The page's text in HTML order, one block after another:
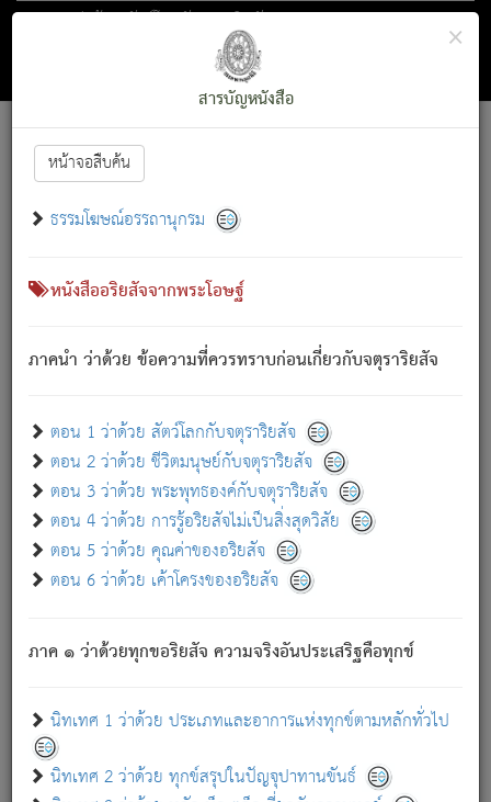
ตอน 1 ว่าด้วย สัตว์โลกกับจตุราริยสัจ
สารบัญ×
สารบัญหนังสือ
หน้าจอสืบค้น
ธรรมโฆษณ์อรรถานุกรม
หนังสืออริยสัจจากพระโอษฐ์
ภาคนำ ว่าด้วย ข้อความที่ควรทราบก่อนเกี่ยวกับจตุราริยสัจ
ตอน 1 ว่าด้วย สัตว์โลกกับจตุราริยสัจ
ตอน 2 ว่าด้วย ชีวิตมนุษย์กับจตุราริยสัจ
ตอน 3 ว่าด้วย พระพุทธองค์กับจตุราริยสัจ
ตอน 4 ว่าด้วย การรู้อริยสัจไม่เป็นสิ่งสุดวิสัย
ตอน 5 ว่าด้วย คุณค่าของอริยสัจ
ตอน 6 ว่าด้วย เค้าโครงของอริยสัจ
ภาค ๑ ว่าด้วยทุกขอริยสัจ ความจริงอันประเสริฐคือทุกข์
นิทเทศ 1 ว่าด้วย ประเภทและอาการแห่งทุกข์ตามหลักทั่วไป
นิทเทศ 2 ว่าด้วย ทุกข์สรุปในปัญจุปาทานขันธ์
Font :15 ]||
สัตว์โลกนี้ เกิดความเดือดร้อนแล้ว มีผัสสะบังหน้า
เขาสำคัญสิ่งใด โดยความเป็นประการใด แต่สิ่งนั้นย่อมเป็น
(ตามที่เป็นจริง) โดยประการอื่นจากที่เขาสำคัญนั้น
สัตว์โลกติดข้องอยู่ในภพ ถูกภพบังหน้าแล้ว มีภพโดยความ
เป็นอย่างอื่น (จากที่มันเป็นอยู่จริง) จึงได้เพลิดเพลินยิ่งนักในภพ
เขาเพลิดเพลินยิ่งนักในสิ่งใด สิ่งนั้นเป็นภัย (ที่เขาไม่รู้จัก)
เขากลัวต่อสิ่งใดสิ่งนั้นเป็นทุกข์
พรหมจรรย์นี้ อันบุคคลย่อมประพฤติ ก็เพื่อการละขาดซึ่ง
ภพ.
สมณะหรือพราหมณ์เหล่าใด กล่าวความหลุดพ้นจากภพว่า
มีได้เพราะภพ เรากล่าวว่า สมณะหรือพราหมณ์ทั้งปวงนั้น
มิใช่ผู้หลดพ้นจากภพ.
ภพ ว่ามีได้เพราะวิภพ[2]: เรากล่าวว่า สมณะหรือพราหมณ์ทั้ง
ปวงนั้น ก็ยังสลัดภพออกไปไม่ได้.
ก็ทุกข์นี้มีขึ้น เพราะอาศัยซึ่งอุปธิทั้งปวง.
เพราะความสิ้นไปแห่งอุปาทานทั้งปวง ความเกิดขึ้นแห่ง
ทุกข์จึงไม่มี.